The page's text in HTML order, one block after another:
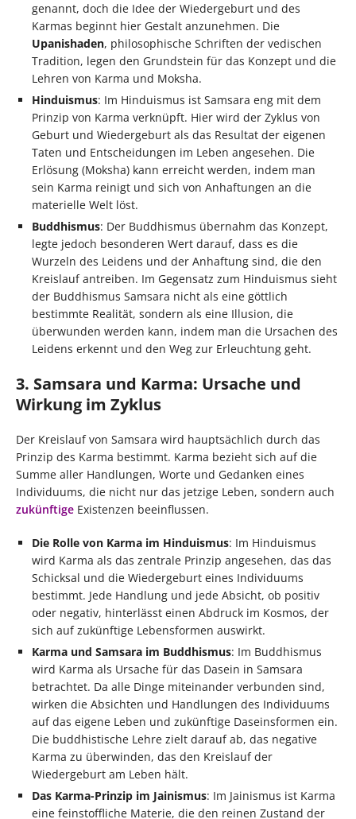
genannt, doch die Idee der Wiedergeburt und des
Karmas beginnt hier Gestalt anzunehmen. Die
Upanishaden, philosophische Schriften der vedischen
Tradition, legen den Grundstein für das Konzept und die
Lehren von Karma und Moksha.
Hinduismus: Im Hinduismus ist Samsara eng mit dem
Prinzip von Karma verknüpft. Hier wird der Zyklus von
Geburt und Wiedergeburt als das Resultat der eigenen
Taten und Entscheidungen im Leben angesehen. Die
Erlösung (Moksha) kann erreicht werden, indem man
sein Karma reinigt und sich von Anhaftungen an die
materielle Welt löst.
Buddhismus: Der Buddhismus übernahm das Konzept,
legte jedoch besonderen Wert darauf, dass es die
Wurzeln des Leidens und der Anhaftung sind, die den
Kreislauf antreiben. Im Gegensatz zum Hinduismus sieht
der Buddhismus Samsara nicht als eine göttlich
bestimmte Realität, sondern als eine Illusion, die
überwunden werden kann, indem man die Ursachen des
Leidens erkennt und den Weg zur Erleuchtung geht.
3. Samsara und Karma: Ursache und
Wirkung im Zyklus
Der Kreislauf von Samsara wird hauptsächlich durch das
Prinzip des Karma bestimmt. Karma bezieht sich auf die
Summe aller Handlungen, Worte und Gedanken eines
Individuums, die nicht nur das jetzige Leben, sondern auch
zukünftige Existenzen beeinflussen.
Die Rolle von Karma im Hinduismus: Im Hinduismus
wird Karma als das zentrale Prinzip angesehen, das das
Schicksal und die Wiedergeburt eines Individuums
bestimmt. Jede Handlung und jede Absicht, ob positiv
oder negativ, hinterlässt einen Abdruck im Kosmos, der
sich auf zukünftige Lebensformen auswirkt.
Karma und Samsara im Buddhismus: Im Buddhismus
wird Karma als Ursache für das Dasein in Samsara
betrachtet. Da alle Dinge miteinander verbunden sind,
wirken die Absichten und Handlungen des Individuums
auf das eigene Leben und zukünftige Daseinsformen ein.
Die buddhistische Lehre zielt darauf ab, das negative
Karma zu überwinden, das den Kreislauf der
Wiedergeburt am Leben hält.
Das Karma-Prinzip im Jainismus: Im Jainismus ist Karma
eine feinstoffliche Materie, die den reinen Zustand der